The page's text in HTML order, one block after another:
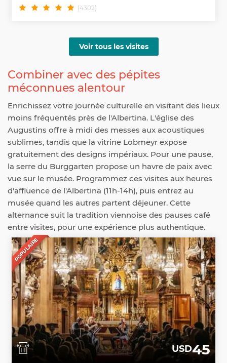
(4302)
Voir tous les visites
Combiner avec des pépites
méconnues alentour
Enrichissez votre journée culturelle en visitant des lieux
moins fréquentés près de l'Albertina. L'église des
Augustins offre à midi des messes aux acoustiques
sublimes, tandis que la vitrine Lobmeyr expose
gratuitement des designs impériaux. Pour une pause,
la serre du Burggarten propose un havre de paix avec
vue sur le musée. Programmez ces visites aux heures
d'affluence de l'Albertina (11h-14h), puis entrez au
musée quand les autres partent déjeuner. Cette
alternance suit la tradition viennoise des pauses café
entre visites, pour une expérience plus authentique.
POPULAIRE
USD45